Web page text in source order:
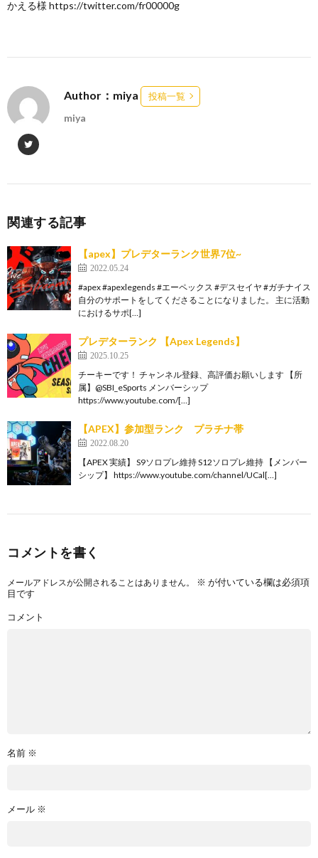
かえる様 https://twitter.com/fr00000g
Author：miya 投稿一覧
miya
関連する記事
【apex】プレデターランク世界7位~
2022.05.24
#apex #apexlegends #エーペックス #デスセイヤ #ガチナイス
自分のサポートをしてくださることになりました。 主に活動
におけるサポ[…]
プレデターランク 【Apex Legends】
2025.10.25
チーキーです！ チャンネル登録、高評価お願いします 【所
属】@SBI_eSports メンバーシップ
https://www.youtube.com/[…]
【APEX】参加型ランク プラチナ帯
2022.08.20
【APEX 実績】 S9ソロプレ維持 S12ソロプレ維持 【メンバー
シップ】 https://www.youtube.com/channel/UCal[…]
コメントを書く
メールアドレスが公開されることはありません。 ※ が付いている欄は必須項
目です
コメント
名前 ※
メール ※